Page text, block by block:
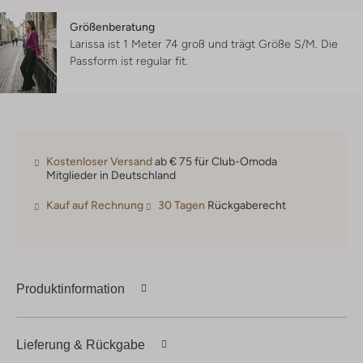
Größenberatung
Larissa ist 1 Meter 74 groß und trägt Größe S/M. Die
Passform ist regular fit
Kostenloser Versandab € 75 für Club-Omoda
Mitglieder in Deutschland
Kauf auf Rechnung 30 Tagen Rückgaberecht
Produktinformation
Lieferung & Rückgabe